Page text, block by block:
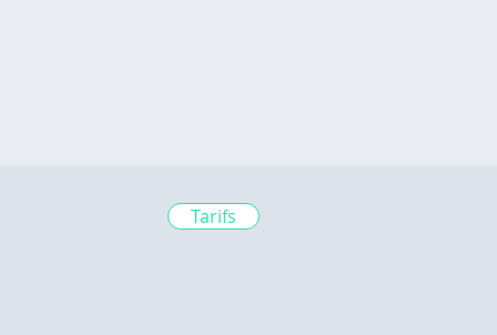
Tarifs